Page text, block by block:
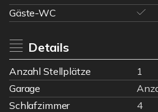
Gäste-WC
Details
Anzahl Stellplätze
1
Garage
Schlafzimmer
4